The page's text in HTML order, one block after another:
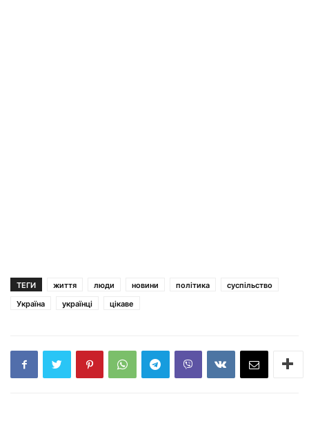
ТЕГИ життя люди новини політика
суспільство
Україна
українці цікаве